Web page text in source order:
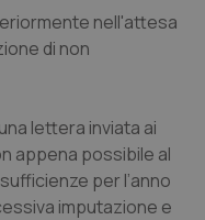
nell'attesa
di non
lettera inviata ai
appena possibile al
per l’anno
imputazione e